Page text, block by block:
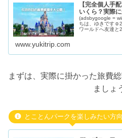
【完全個人手
いくら？実際
(adsbygoogle =
ちは、ゆきです
ワールドへ友達と
www.yukitrip.com
まずは、実際に掛かった旅費
ましょ
とことんパークを楽しみたい方